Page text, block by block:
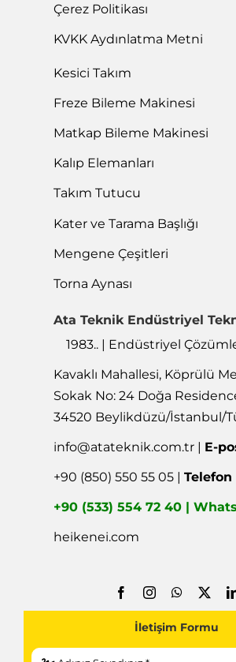
Çerez Politikası
KVKK Aydınlatma Metni
Kesici Takım
Freze Bileme Makinesi
Matkap Bileme Makinesi
Kalıp Elemanları
Takım Tutucu
Kater ve Tarama Başlığı
Mengene Çeşitleri
Torna Aynası
Ata Teknik Endüstriyel
1983.. | Endüstriyel
Kavaklı Mahallesi, Köprülü
Sokak No: 24 Doğa
34520 Beylikdüzü/İstanbul/
info@atateknik.com.tr | E-
+90 (850) 550 55 05 |Telefon
+90 (533) 554 72 40 |
heikenei.com
İletişim Formu